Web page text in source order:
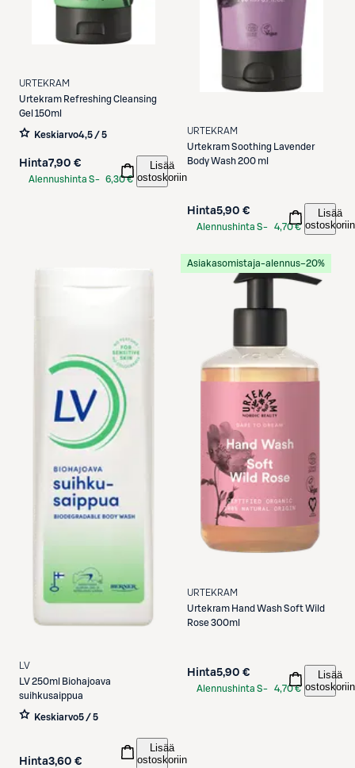
URTEKRAM
Urtekram Refreshing Cleansing
Gel 150ml
Keskiarvo4,5 / 5
Hinta7,90 €
Alennushinta S- 6,30 €
Lisää
ostoskoriin
URTEKRAM
UrtekramSoothing Lavender
Body Wash 200 ml
Hinta5,90 €
Alennushinta S-
4,70 €
Lisää
ostoskoriin
LV
LV250ml Biohajoava
suihkusaippua
Keskiarvo5 / 5
Hinta3,60 €
Lisää
ostoskoriin
Asiakasomistaja-alennus−20%
URTEKRAM
Urtekram Hand Wash Soft Wild
Rose 300ml
Hinta5,90 €
Alennushinta S-
4,70 €
Lisää
ostoskoriin